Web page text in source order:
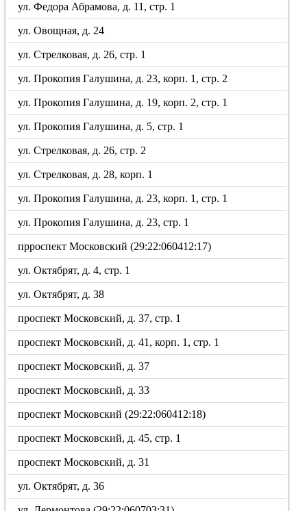
ул. Федора Абрамова, д. 11, стр. 1
ул. Овощная, д. 24
ул. Стрелковая, д. 26, стр. 1
ул. Прокопия Галушина, д. 23, корп. 1, стр. 2
ул. Прокопия Галушина, д. 19, корп. 2, стр. 1
ул. Прокопия Галушина, д. 5, стр. 1
ул. Стрелковая, д. 26, стр. 2
ул. Стрелковая, д. 28, корп. 1
ул. Прокопия Галушина, д. 23, корп. 1, стр. 1
ул. Прокопия Галушина, д. 23, стр. 1
прроспект Московский (29:22:060412:17)
ул. Октябрят, д. 4, стр. 1
ул. Октябрят, д. 38
проспект Московский, д. 37, стр. 1
проспект Московский, д. 41, корп. 1, стр. 1
проспект Московский, д. 37
проспект Московский, д. 33
проспект Московский (29:22:060412:18)
проспект Московский, д. 45, стр. 1
проспект Московский, д. 31
ул. Октябрят, д. 36